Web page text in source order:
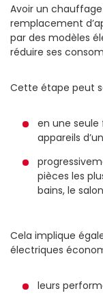
Avoir un
remplacement
par des modèles
réduire ses
Cette étape peut
en une seule
appareils
pièces les
bains, le
Cela implique
électriques
leurs